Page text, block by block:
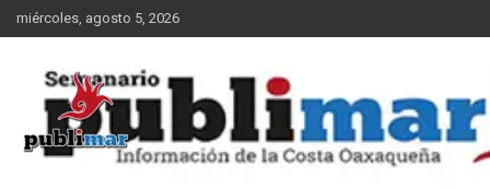
Saltar
al
miércoles, agosto 5, 2026